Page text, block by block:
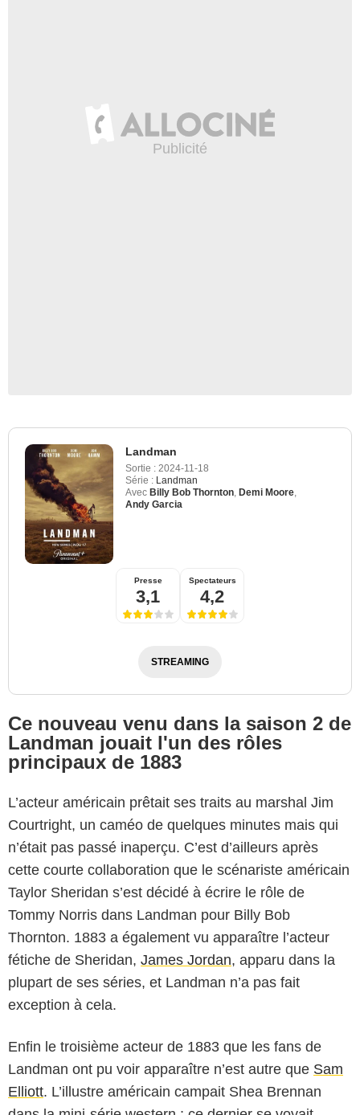
Landman
Sortie : 2024-11-18
Série : Landman
Avec Billy Bob Thornton Demi Moore
Andy Garcia
Presse
3,1
Spectateurs
4,2
STREAMING
Ce nouveau venu dans la saison 2 de
Landman jouait l'un des rôles
principaux de 1883
L’acteur américain prêtait ses traits au marshal Jim
Courtright, un caméo de quelques minutes mais qui
n’était pas passé inaperçu. C’est d’ailleurs après
cette courte collaboration que le scénariste américain
Taylor Sheridan s’est décidé à écrire le rôle de
Tommy Norris dans Landman pour Billy Bob
Thornton. 1883 a également vu apparaître l’acteur
fétiche de Sheridan, James Jordan, apparu dans la
plupart de ses séries, et Landman n’a pas fait
exception à cela.
Enfin le troisième acteur de 1883 que les fans de
Landman ont pu voir apparaître n’est autre que Sam
Elliott. L’illustre américain campait Shea Brennan